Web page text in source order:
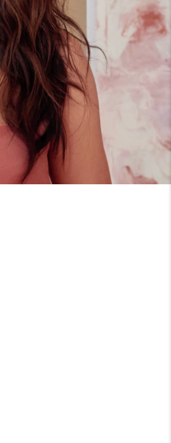
Mis suscripciones